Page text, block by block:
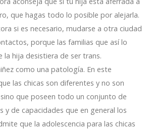
que hagas todo lo posible por alejarla.
si es necesario, mudarse a otra ciudad
porque las familias que así lo
la hija desistiera de ser trans.
como una patología. En este
las chicas son diferentes y no son
que poseen todo un conjunto de
y de capacidades que en general los
que la adolescencia para las chicas